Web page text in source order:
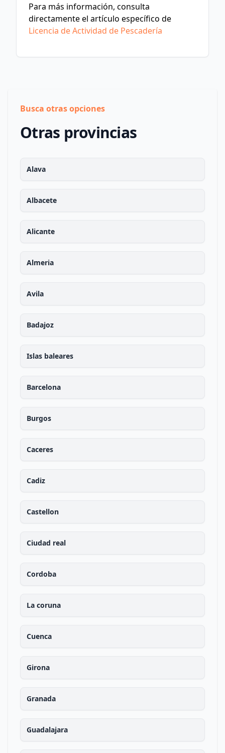
Para más información, consulta
directamente el artículo específico de
Licencia de Actividad de Pescadería
Busca otras opciones
Otras provincias
Alava
Albacete
Alicante
Almeria
Avila
Badajoz
Islas baleares
Barcelona
Burgos
Caceres
Cadiz
Castellon
Ciudad real
Cordoba
La coruna
Cuenca
Girona
Granada
Guadalajara